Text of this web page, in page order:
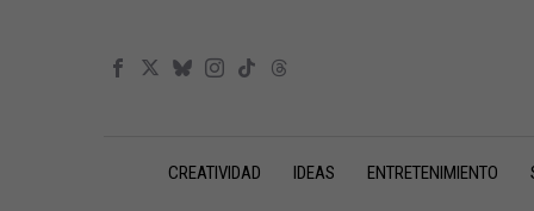
CREATIVIDAD IDEAS ENTRETENIMIENTO